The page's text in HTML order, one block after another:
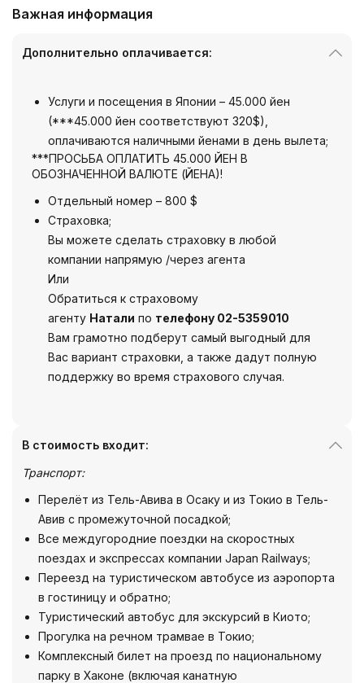
Важная информация
Дополнительно оплачивается:
Услуги и посещения в Японии – 45.000 йен
(***45.000 йен соответствуют 320$),
оплачиваются наличными йенами в день вылета;
***ПРОСЬБА ОПЛАТИТЬ 45.000 ЙЕН В
ОБОЗНАЧЕННОЙ ВАЛЮТЕ (ЙЕНА)!
Отдельный номер – 800 $
Страховка;
Вы можете сделать страховку в любой
компании напрямую /через агента
Или
Обратиться к страховому
агенту Натали по телефону 02-5359010
Вам грамотно подберут самый выгодный для
Вас вариант страховки, а также дадут полную
поддержку во время страхового случая.
В стоимость входит:
Транспорт:
Перелёт из Тель-Авива в Осаку и из Токио в Тель-
Авив с промежуточной посадкой;
Все междугородние поездки на скоростных
поездах и экспрессах компании Japan Railways;
Переезд на туристическом автобусе из аэропорта
в гостиницу и обратно;
Туристический автобус для экскурсий в Киото;
Прогулка на речном трамвае в Токио;
Комплексный билет на проезд по национальному
парку в Хаконе (включая канатную